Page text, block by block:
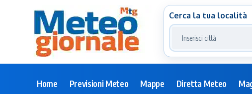
Cerca la tua località
Home Previsioni Meteo Mappe Diretta Meteo